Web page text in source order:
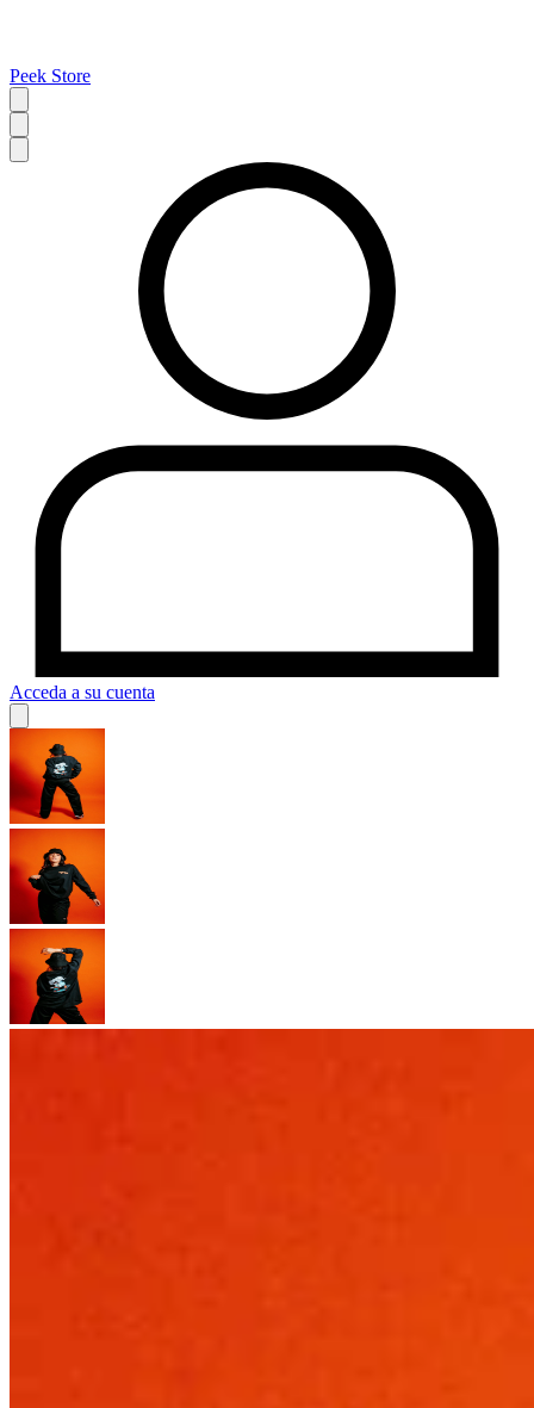
Peek Store
Acceda a su cuenta